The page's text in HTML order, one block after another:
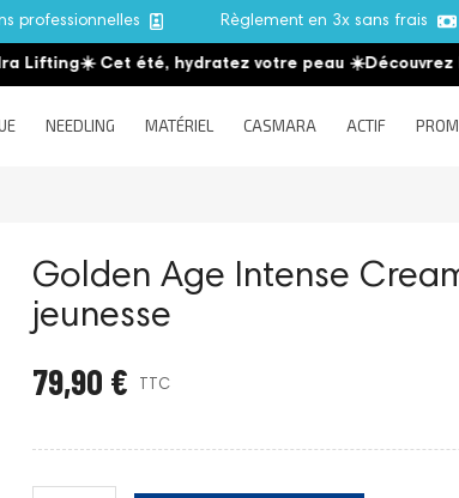
professionnelles Règlement en 3x sans frais
☀️ Cet été, hydratez votre peau ☀️Découvrez la
NEEDLING MATÉRIEL CASMARA ACTIF
Golden Age Intense
jeunesse
79,90 € TTC